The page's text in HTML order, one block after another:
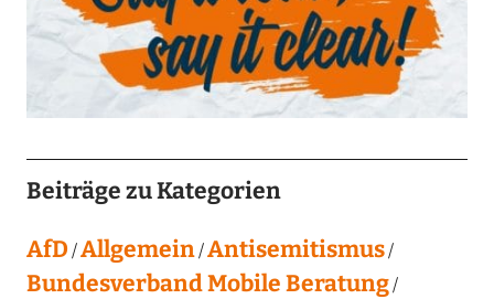
Beiträge zu Kategorien
AfD Allgemein Antisemitismus
Bundesverband Mobile Beratung